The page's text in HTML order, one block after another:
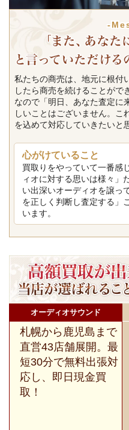
-
私たちの商売は、地元に根付
したら商売を続けることがで
なので「明日、あなた査定に
しいことはございません。こ
を込めて対応していきたいと
心がけていること
買取りをやっていて一番感
ィオに対する思いは様々」
い出深いオーディオを譲っ
を正しく判断し査定する」
います。
オーディオサウンド
札幌から鹿児島まで
直営43店舗展開。最
短30分で無料出張対
応し、即日現金買
取！